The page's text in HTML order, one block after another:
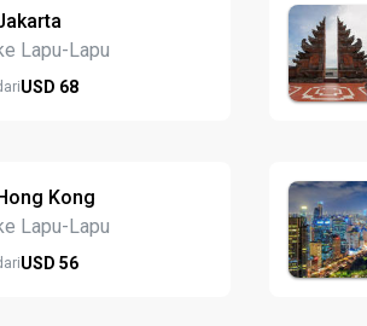
Lapu-Lapu
USD 68
Kong
Lapu-Lapu
USD 56